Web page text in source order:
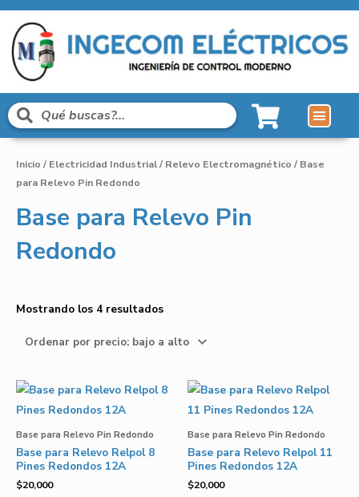
Inicio / Electricidad Industrial/ Relevo Electromagnético / Base
para Relevo Pin Redondo
Base para Relevo Pin
Redondo
Mostrando los 4 resultados
Base para Relevo Pin Redondo
Base para Relevo Relpol 8
Pines Redondos 12A
$20,000
Base para Relevo Pin Redondo
Base para Relevo Relpol 11
Pines Redondos 12A
$20,000